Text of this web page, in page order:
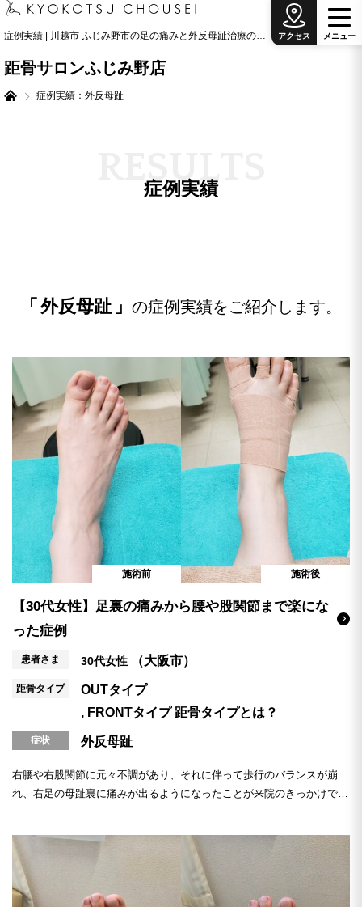
症例実績 | 川越市 ふじみ野市の足の痛みと外反母趾治療の専門院
距骨サロンふじみ野店
症例実績：外反母趾
メニ ュ ー
アクセス
症例実績
SUL
外反母趾 の症例実績をご紹介します。
施術前 施術後
【30代女性】足裏の痛みから腰や股関節まで楽にな
った症例
患者さま 30代女性 （大阪市）
距骨タイプ
OUTタイプ
FRONTタイプ 距骨タイプとは？
症状 外反母趾
右腰や右股関節に元々不調があり、それに伴って歩行のバランスが崩
れ、右足の母趾裏に痛みが出るようになったことが来院のきっかけでし